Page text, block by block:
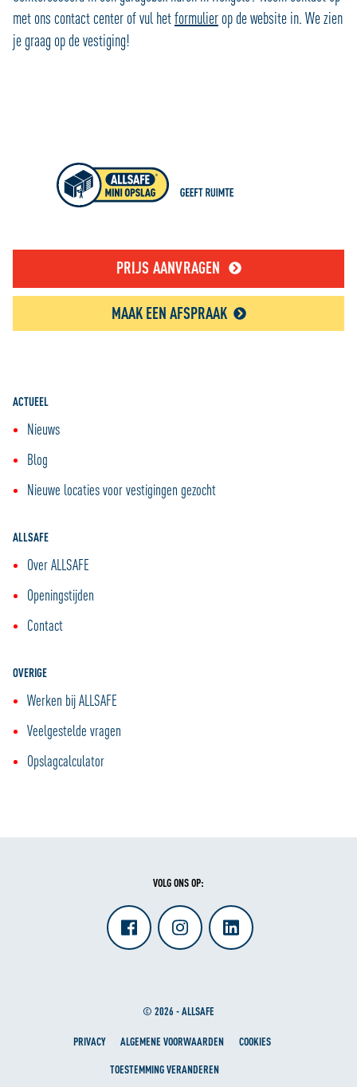
met ons contact center of vul hetformulierop de website in. We zien
je graag op de vestiging!
PRIJS AANVRAGEN
MAAK EEN AFSPRAAK
ACTUEEL
Nieuws
Blog
Nieuwe locaties voor vestigingen gezocht
ALLSAFE
Over ALLSAFE
Openingstijden
Contact
OVERIGE
Werken bij ALLSAFE
Veelgestelde vragen
Opslagcalculator
VOLG ONS OP:
© 2026 - ALLSAFE
PRIVACY ALGEMENE VOORWAARDEN COOKIES
TOESTEMMING VERANDEREN